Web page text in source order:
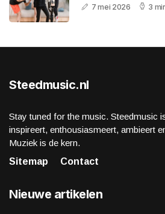
7 mei 2026 3
Steedmusic.nl
Stay tuned for the music. Steedmusic
inspireert, enthousiasmeert, ambieert
Muziek is de kern.
Sitemap
Contact
Nieuwe artikelen